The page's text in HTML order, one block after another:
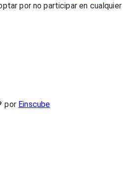
por no participar en cualquier
por Einscube